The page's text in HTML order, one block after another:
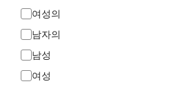
여성의
남자의
남성
여성